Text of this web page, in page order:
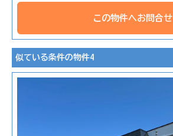
この物件へお問合せ
似ている条件の物件4